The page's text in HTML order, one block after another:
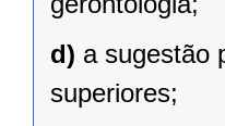
d) a sugestão
superiores;